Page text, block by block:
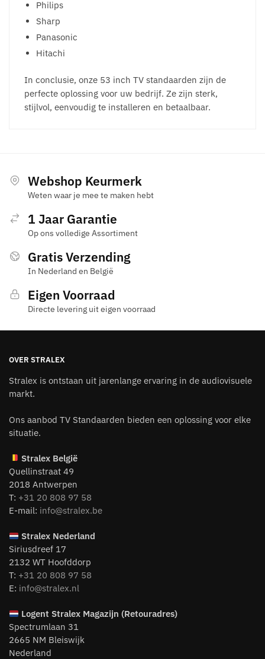
Philips
Sharp
Panasonic
Hitachi
In conclusie, onze 53 inch TV standaarden zijn de
perfecte oplossing voor uw bedrijf. Ze zijn sterk,
stijlvol, eenvoudig te installeren en betaalbaar.
Webshop Keurmerk
Weten waar je mee te maken hebt
1 Jaar Garantie
Op ons volledige Assortiment
Gratis Verzending
In Nederland en België
Eigen Voorraad
Directe levering uit eigen voorraad
OVER STRALEX
Stralex is ontstaan uit jarenlange ervaring in de audiovisuele
markt.
Ons aanbod TV Standaarden bieden een oplossing voor elke
situatie.
Stralex België
Quellinstraat 49
2018 Antwerpen
T: +31 20 808 97 58
E-mail: info@stralex.be
Stralex Nederland
Siriusdreef 17
2132 WT Hoofddorp
T: +31 20 808 97 58
E: info@stralex.nl
LogentStralex Magazijn (Retouradres)
Spectrumlaan 31
2665 NM Bleiswijk
Nederland